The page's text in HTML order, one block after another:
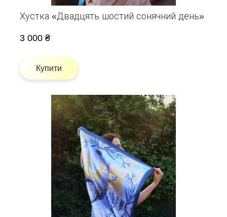
Хустка «Двадцять шостий сонячний день»
3 000 ₴
Купити